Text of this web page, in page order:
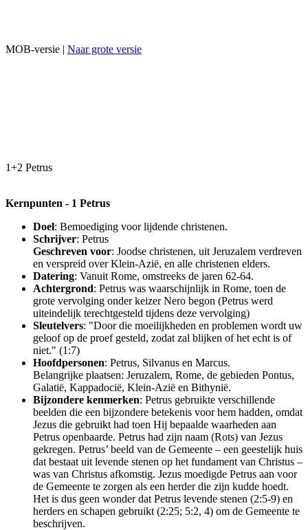
MOB-versie | Naar grote versie
1+2 Petrus
Kernpunten - 1 Petrus
Doel: Bemoediging voor lijdende christenen.
Schrijver: Petrus
Geschreven voor: Joodse christenen, uit Jeruzalem verdreven
en verspreid over Klein-Azië, en alle christenen elders.
Datering: Vanuit Rome, omstreeks de jaren 62-64.
Achtergrond: Petrus was waarschijnlijk in Rome, toen de
grote vervolging onder keizer Nero begon (Petrus werd
uiteindelijk terechtgesteld tijdens deze vervolging)
Sleutelvers: "Door die moeilijkheden en problemen wordt uw
geloof op de proef gesteld, zodat zal blijken of het echt is of
niet." (1:7)
Hoofdpersonen: Petrus, Silvanus en Marcus.
Belangrijke plaatsen: Jeruzalem, Rome, de gebieden Pontus,
Galatië, Kappadocië, Klein-Azië en Bithynië.
Bijzondere kenmerken: Petrus gebruikte verschillende
beelden die een bijzondere betekenis voor hem hadden, omdat
Jezus die gebruikt had toen Hij bepaalde waarheden aan
Petrus openbaarde. Petrus had zijn naam (Rots) van Jezus
gekregen. Petrus’ beeld van de Gemeente – een geestelijk huis
dat bestaat uit levende stenen op het fundament van Christus –
was van Christus afkomstig. Jezus moedigde Petrus aan voor
de Gemeente te zorgen als een herder die zijn kudde hoedt.
Het is dus geen wonder dat Petrus levende stenen (2:5-9) en
herders en schapen gebruikt (2:25; 5:2, 4) om de Gemeente te
beschrijven.